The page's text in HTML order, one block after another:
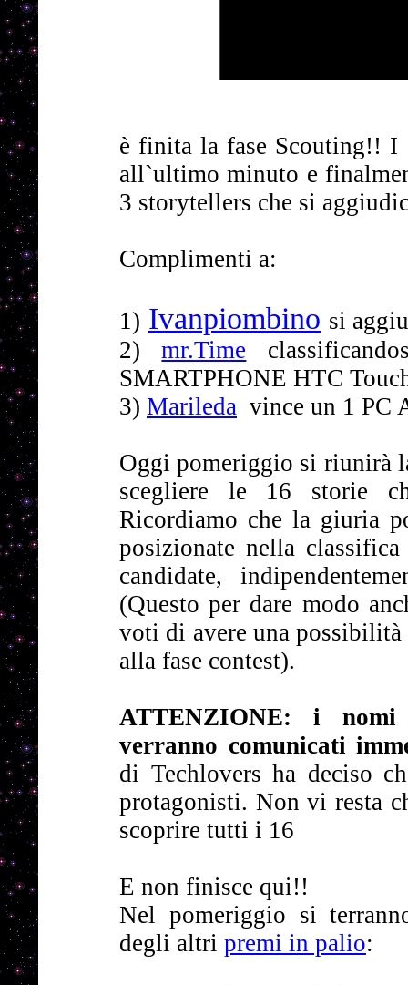
è finita la fase Scouting!!
all`ultimo minuto e
3 storytellers che si
Complimenti a:
1) Ivanpiombino si
2)mr.Time
SMARTPHONE HTC
3) Marileda vince un 1 PC
Oggi pomeriggio si riunirà
scegliere le 16 storie
Ricordiamo che la giuria
posizionate nella
candidate,
(Questo per dare modo
voti di avere una possibilità
alla fase contest).
ATTENZIONE: i
verranno comunicati
di Techlovers ha deciso
protagonisti. Non vi resta
scoprire tutti i 16
E non finisce qui!!
Nel pomeriggio si
degli altri premi in palio: